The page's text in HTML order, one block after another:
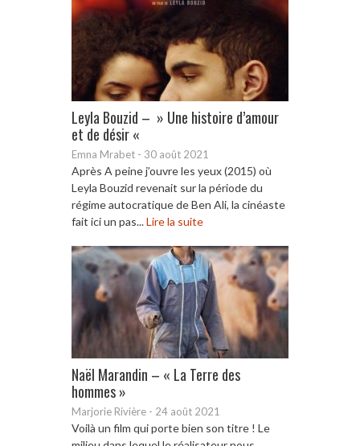
Leyla Bouzid – » Une histoire d’amour
et de désir «
Emna Mrabet - 30 août 2021
Après A peine j’ouvre les yeux (2015) où
Leyla Bouzid revenait sur la période du
régime autocratique de Ben Ali, la cinéaste
fait ici un pas...Lire la suite
Naël Marandin – « La Terre des
hommes »
Marjorie Rivière - 24 août 2021
Voilà un film qui porte bien son titre ! Le